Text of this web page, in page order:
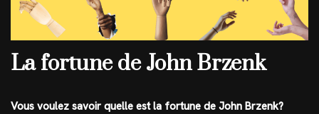
La fortune de John Brzenk
Vous voulez savoir quelle est la fortune de John Brzenk?